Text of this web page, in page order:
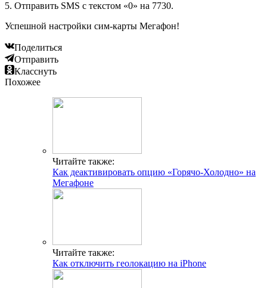
5. Отправить SMS с текстом «0» на 7730.
Успешной настройки сим-карты Мегафон!
Поделиться
Отправить
Класснуть
Похожее
Читайте также:
Как деактивировать опцию «Горячо-Холодно» на
Мегафоне
Читайте также:
Как отключить геолокацию на iPhone